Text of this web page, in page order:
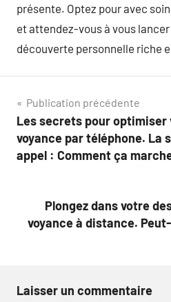
présente. Optez pour avec
et attendez-vous à vous lancer
découverte personnelle riche
Navigation
de
l’article
Publication précédente
Les secrets pour
voyance par téléphone. La
appel : Comment ça
Plongez dans votre
voyance à distance.
Laisser un commentaire